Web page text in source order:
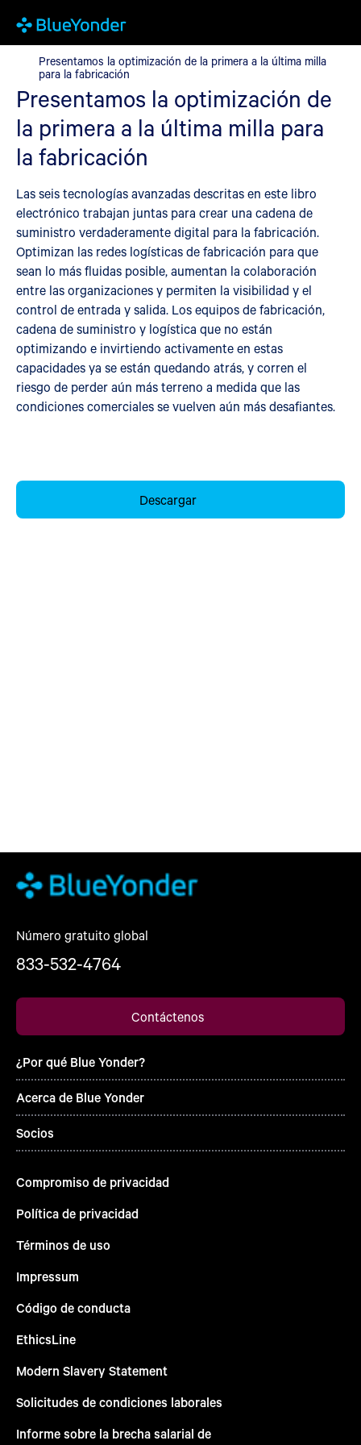
Presentamos la optimización de la primera a la última milla
Presentamos la optimización de la primera a la última milla
para la fabricación
Presentamos la optimización de
la primera a la última milla para
la fabricación
Las seis tecnologías avanzadas descritas en este libro
electrónico trabajan juntas para crear una cadena de
suministro verdaderamente digital para la fabricación.
Optimizan las redes logísticas de fabricación para que
sean lo más fluidas posible, aumentan la colaboración
entre las organizaciones y permiten la visibilidad y el
control de entrada y salida. Los equipos de fabricación,
cadena de suministro y logística que no están
optimizando e invirtiendo activamente en estas
capacidades ya se están quedando atrás, y corren el
riesgo de perder aún más terreno a medida que las
condiciones comerciales se vuelven aún más desafiantes.
Descargar
Número gratuito global
833-532-4764
Contáctenos
¿Por qué Blue Yonder?
Acerca de Blue Yonder
Socios
Compromiso de privacidad
Política de privacidad
Términos de uso
Impressum
Código de conducta
EthicsLine
Modern Slavery Statement
Solicitudes de condiciones laborales
Informe sobre la brecha salarial de